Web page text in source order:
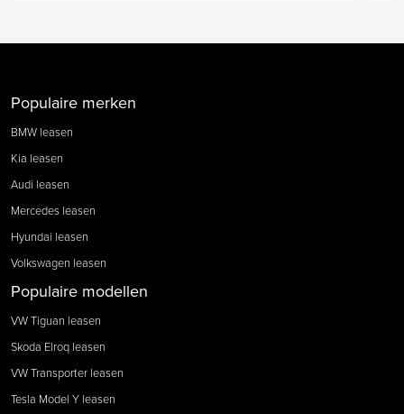
Populaire merken
BMW leasen
Kia leasen
Audi leasen
Mercedes leasen
Hyundai leasen
Volkswagen leasen
Populaire modellen
VW Tiguan leasen
Skoda Elroq leasen
VW Transporter leasen
Tesla Model Y leasen